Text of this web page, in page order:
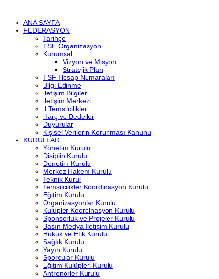
ANA SAYFA
FEDERASYON
Tarihçe
TSF Organizasyon
Kurumsal
Vizyon ve Misyon
Stratejik Plan
TSF Hesap Numaraları
Bilgi Edinme
İletişim Bilgileri
İletişim Merkezi
İl Temsilcilikleri
Harç ve Bedeller
Duyurular
Kişisel Verilerin Korunması Kanunu
KURULLAR
Yönetim Kurulu
Disiplin Kurulu
Denetim Kurulu
Merkez Hakem Kurulu
Teknik Kurul
Temsilcilikler Koordinasyon Kurulu
Eğitim Kurulu
Organizasyonlar Kurulu
Kulüpler Koordinasyon Kurulu
Sponsorluk ve Projeler Kurulu
Basın Medya İletişim Kurulu
Hukuk ve Etik Kurulu
Sağlık Kurulu
Yayın Kurulu
Sporcular Kurulu
Eğitim Kulüpleri Kurulu
Antrenörler Kurulu